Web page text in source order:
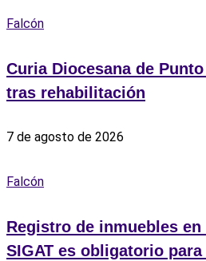
Falcón
Curia Diocesana de
tras rehabilitación
7 de agosto de 2026
Falcón
Registro de inmuebles
SIGAT es obligatorio